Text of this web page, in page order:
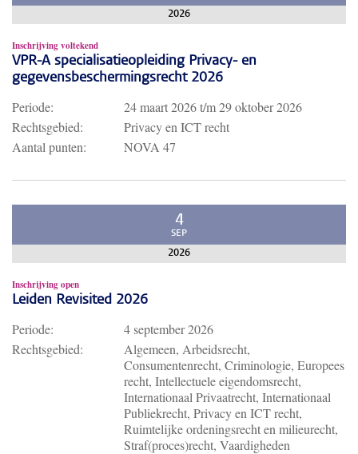
2026
Inschrijving voltekend
VPR-A specialisatieopleiding Privacy- en
gegevensbeschermingsrecht 2026
Periode: 24 maart 2026t/m29 oktober 2026
Rechtsgebied:
Privacy en ICT recht
Aantal punten:
NOVA 47
4
SEP
2026
Inschrijving open
Leiden Revisited 2026
Periode:
4 september 2026
Rechtsgebied:
Algemeen, Arbeidsrecht,
Consumentenrecht, Criminologie, Europees
recht, Intellectuele eigendomsrecht,
Internationaal Privaatrecht, Internationaal
Publiekrecht, Privacy en ICT recht,
Ruimtelijke ordeningsrecht en milieurecht,
Straf(proces)recht, Vaardigheden